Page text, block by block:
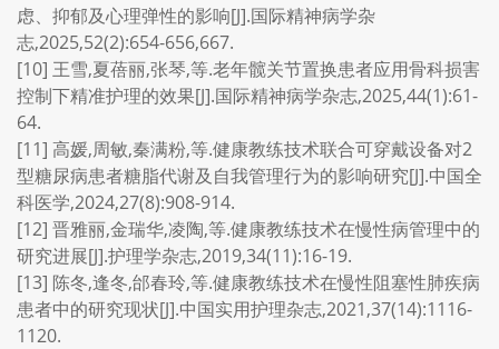
虑、抑郁及心理弹性的影响[J].国际精神病学杂
志,2025,52(2):654-656,667.
[10] 王雪,夏蓓丽,张琴,等.老年髋关节置换患者应用骨科损害
控制下精准护理的效果[J].国际精神病学杂志,2025,44(1):61-
64.
[11] 高媛,周敏,秦满粉,等.健康教练技术联合可穿戴设备对2
型糖尿病患者糖脂代谢及自我管理行为的影响研究[J].中国全
科医学,2024,27(8):908-914.
[12] 晋雅丽,金瑞华,凌陶,等.健康教练技术在慢性病管理中的
研究进展[J].护理学杂志,2019,34(11):16-19.
[13] 陈冬,逢冬,邰春玲,等.健康教练技术在慢性阻塞性肺疾病
患者中的研究现状[J].中国实用护理杂志,2021,37(14):1116-
1120.